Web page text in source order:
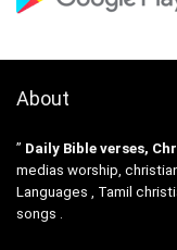
About
” Daily Bible verses,
medias worship,
Languages , Tamil
songs .